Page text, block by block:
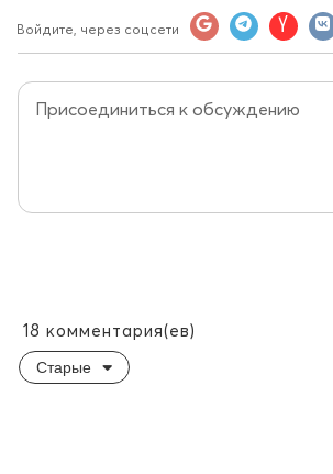
Войдите, через соцсети
18 комментария(ев)
Старые